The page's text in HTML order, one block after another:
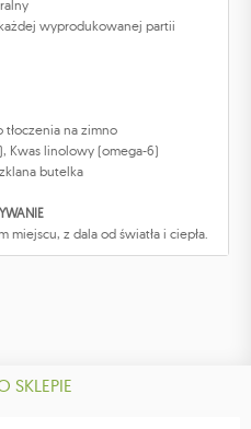
wyprodukowanej partii
na zimno
Kwas linolowy (omega-6)
butelka
z dala od światła i ciepła.
SKLEPIE